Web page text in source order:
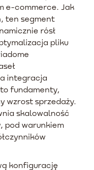
e-commerce. Jak
ten segment
rósł
pliku
integracja
fundamenty,
wzrost sprzedaży.
skalowalność
pod warunkiem
konfigurację